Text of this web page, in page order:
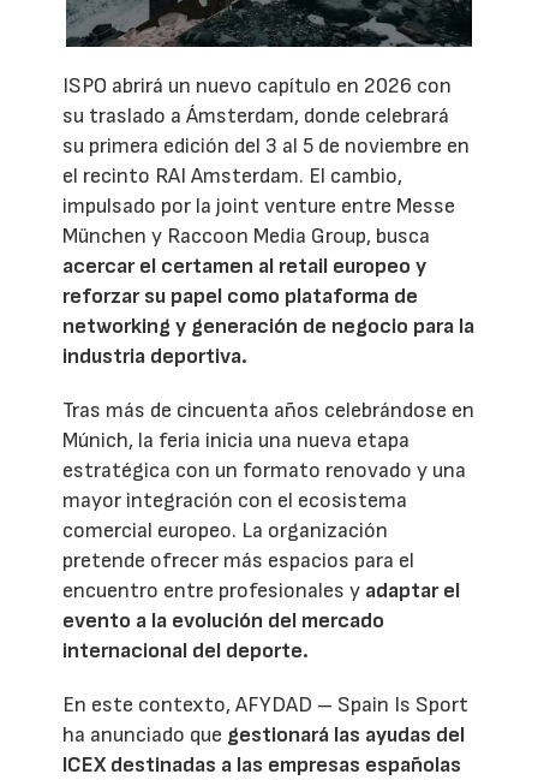
ISPO abrirá un nuevo capítulo en 2026 con
su traslado a Ámsterdam, donde celebrará
su primera edición del 3 al 5 de noviembre en
el recinto RAI Amsterdam. El cambio,
impulsado por la joint venture entre Messe
München y Raccoon Media Group, busca
acercar el certamen al retail europeo y
reforzar su papel como plataforma de
networking y generación de negocio para la
industria deportiva.
Tras más de cincuenta años celebrándose en
Múnich, la feria inicia una nueva etapa
estratégica con un formato renovado y una
mayor integración con el ecosistema
comercial europeo. La organización
pretende ofrecer más espacios para el
encuentro entre profesionales y adaptar el
evento a la evolución del mercado
internacional del deporte.
En este contexto, AFYDAD – Spain Is Sport
ha anunciado que gestionará las ayudas del
ICEX destinadas a las empresas españolas